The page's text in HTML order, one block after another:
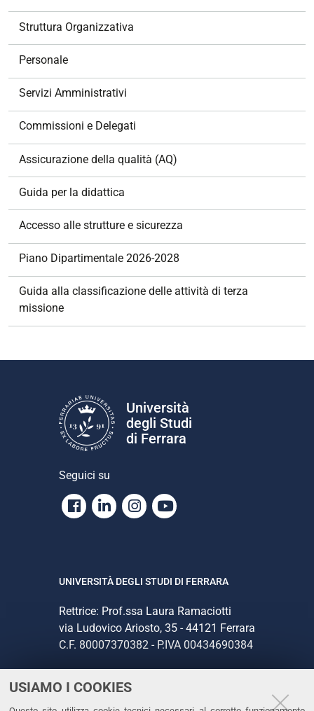
USIAMO I COOKIES
Struttura Organizzativa
Personale
Servizi Amministrativi
Commissioni e Delegati
Assicurazione della qualità (AQ)
Guida per la didattica
Accesso alle strutture e sicurezza
Piano Dipartimentale 2026-2028
Guida alla classificazione delle attività di terza
missione
Università
degli Studi
di Ferrara
Seguici su
Facebook
LinkedinInstagram
Youtube
UNIVERSITÀ DEGLI STUDI DI FERRARA
Rettrice: Prof.ssa Laura Ramaciotti
via Ludovico Ariosto, 35 - 44121 Ferrara
C.F. 80007370382 - P.IVA 00434690384
CONTATTI